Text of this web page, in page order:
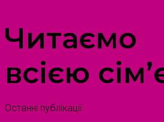
Читаємо
всією
Останні публікації